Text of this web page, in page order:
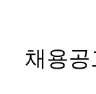
채용